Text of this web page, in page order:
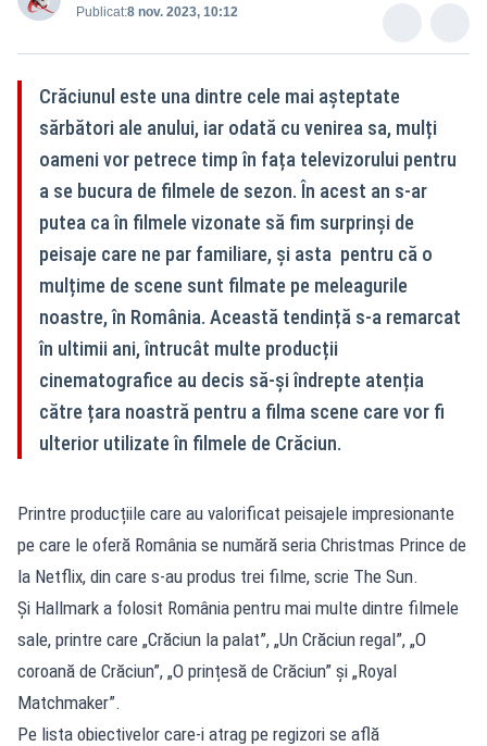
Publicat:8 nov. 2023, 10:12
Crăciunul este una dintre cele mai așteptate
sărbători ale anului, iar odată cu venirea sa, mulți
oameni vor petrece timp în fața televizorului pentru
a se bucura de filmele de sezon. În acest an s-ar
putea ca în filmele vizonate să fim surprinși de
peisaje care ne par familiare, și asta pentru că o
mulțime de scene sunt filmate pe meleagurile
noastre, în România. Această tendință s-a remarcat
în ultimii ani, întrucât multe producții
cinematografice au decis să-și îndrepte atenția
către țara noastră pentru a filma scene care vor fi
ulterior utilizate în filmele de Crăciun.
Printre producțiile care au valorificat peisajele impresionante
pe care le oferă România se numără seria Christmas Prince de
la Netflix, din care s-au produs trei filme, scrie The Sun.
Și Hallmark a folosit România pentru mai multe dintre filmele
sale, printre care „Crăciun la palat”, „Un Crăciun regal”, „O
coroană de Crăciun”, „O prințesă de Crăciun” și „Royal
Matchmaker”.
Pe lista obiectivelor care-i atrag pe regizori se află